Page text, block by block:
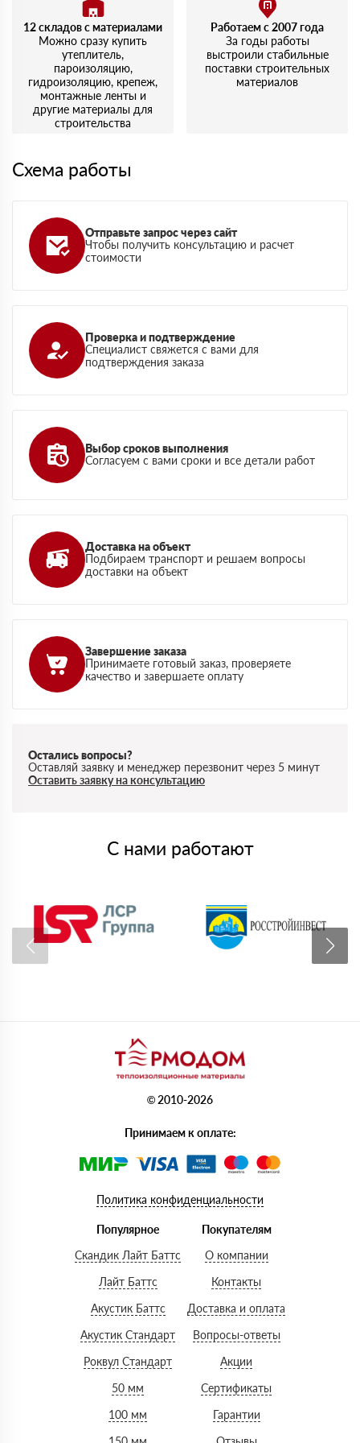
12 складов с материалами
Можно сразу купить
утеплитель,
пароизоляцию,
гидроизоляцию, крепеж,
монтажные ленты и
другие материалы для
строительства
Работаем с 2007 года
За годы работы
выстроили стабильные
поставки строительных
материалов
Схема работы
Отправьте запрос через сайт
Чтобы получить консультацию и расчет
стоимости
Проверка и подтверждение
Специалист свяжется с вами для
подтверждения заказа
Выбор сроков выполнения
Согласуем с вами сроки и все детали работ
Доставка на объект
Подбираем транспорт и решаем вопросы
доставки на объект
Завершение заказа
Принимаете готовый заказ, проверяете
качество и завершаете оплату
Остались вопросы?
Оставляй заявку и менеджер перезвонит через 5 минут
Оставить заявку на консультацию
С нами работают
© 2010-2026
Принимаем к оплате:
Политика конфиденциальности
Популярное
Скандик Лайт Баттс
Лайт Баттс
Акустик Баттс
Акустик Стандарт
Роквул Стандарт
50 мм
100 мм
Покупателям
О компании
Контакты
Доставка и оплата
Вопросы-ответы
Акции
Сертификаты
Гарантии